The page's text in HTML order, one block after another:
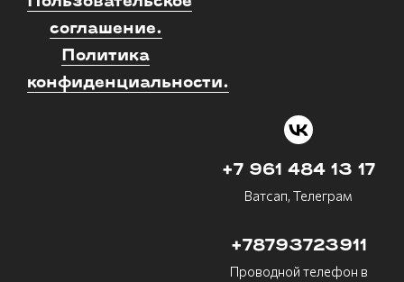
соглашение.
Политика
конфиденциальности.
+7 961 484 13 17
Ватсап, Телеграм
+78793723911
Проводной телефон в